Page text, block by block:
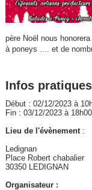
père Noël nous
à poneys .... et de
Infos pratiques
Début : 02/12/2023 à
Fin : 03/12/2023 à 18h00
Lieu de l'évènement:
Ledignan
Place Robert chabalier
30350 LEDIGNAN
Organisateur :